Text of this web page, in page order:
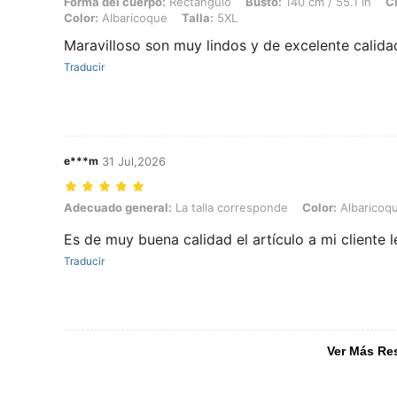
Color: Albaricoque Talla: 5XL
Maravilloso son muy lindos y de excelente
Traducir
e***m 31 Jul,2026
Adecuado general: La talla corresponde, Color: Albaricoque, Talla:
Adecuado general: La talla corresponde Color:
Es de muy buena calidad el artículo a mi cliente
Traducir
Ver Más